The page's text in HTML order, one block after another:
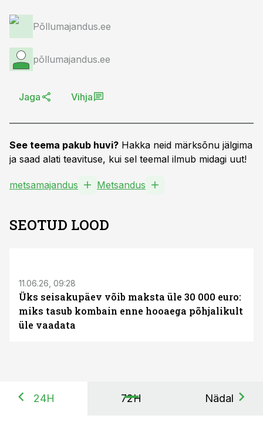
Põllumajandus.ee
põllumajandus.ee
Jaga Vihja
See teema pakub huvi? Hakka neid märksõnu jälgima
ja saad alati teavituse, kui sel teemal ilmub midagi uut!
metsamajandus Metsandus
SEOTUD LOOD
11.06.26, 09:28
Üks seisakupäev võib maksta üle 30 000 euro:
miks tasub kombain enne hooaega põhjalikult
üle vaadata
24H 72H Nädal